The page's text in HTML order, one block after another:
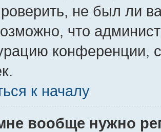
не был ли
что
конференции,
к началу
вообще нужно